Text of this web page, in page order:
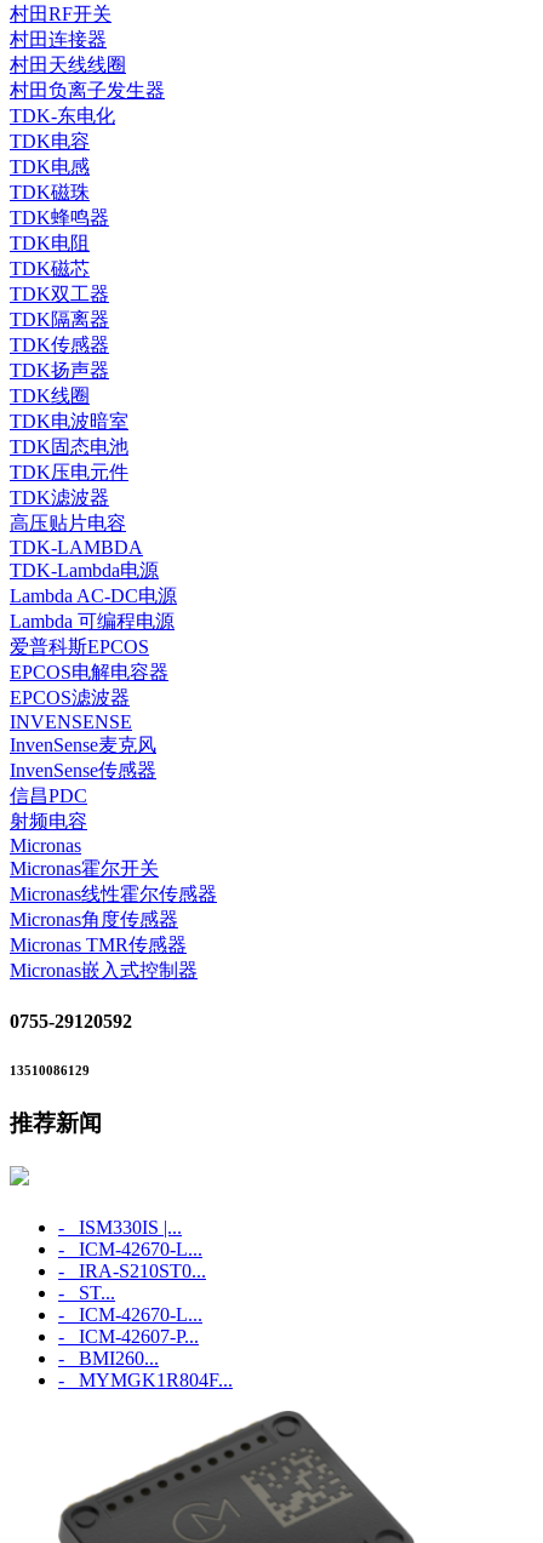
村田RF开关
村田连接器
村田天线线圈
村田负离子发生器
TDK-东电化
TDK电容
TDK电感
TDK磁珠
TDK蜂鸣器
TDK电阻
TDK磁芯
TDK双工器
TDK隔离器
TDK传感器
TDK扬声器
TDK线圈
TDK电波暗室
TDK固态电池
TDK压电元件
TDK滤波器
高压贴片电容
TDK-LAMBDA
TDK-Lambda电源
Lambda AC-DC电源
Lambda 可编程电源
爱普科斯EPCOS
EPCOS电解电容器
EPCOS滤波器
INVENSENSE
InvenSense麦克风
InvenSense传感器
信昌PDC
射频电容
Micronas
Micronas霍尔开关
Micronas线性霍尔传感器
Micronas角度传感器
Micronas TMR传感器
Micronas嵌入式控制器
0755-29120592
13510086129
推荐新闻
- ISM330IS |...
- ICM‑42670‑L...
- IRA-S210ST0...
- ST...
- ICM‑42670‑L...
- ICM‑42607‑P...
- BMI260...
- MYMGK1R804F...